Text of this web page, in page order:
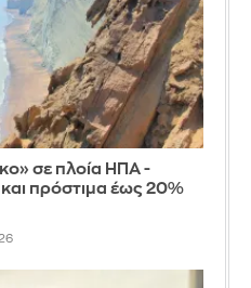
σε πλοία ΗΠΑ -
πρόστιμα έως 20%